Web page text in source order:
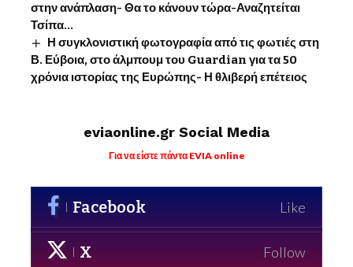
στην ανάπλαση- Θα το κάνουν τώρα-Αναζητείται
Τσίπα…
Η συγκλονιστική φωτογραφία από τις φωτιές στη
Β. Εύβοια, στο άλμπουμ του Guardian για τα 50
χρόνια ιστορίας της Ευρώπης- Η θλιβερή επέτειος
eviaonline.gr Social Media
Για να είστε πάντα EVIA online
Facebook Like
X Follow